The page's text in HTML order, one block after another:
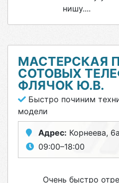
нишу....
МАСТЕРСКАЯ
СОТОВЫХ
ФЛЯЧОК Ю.В.
Быстро починим
модели
Адрес: Корнеева, 6а
09:00–18:00
Очень быстро